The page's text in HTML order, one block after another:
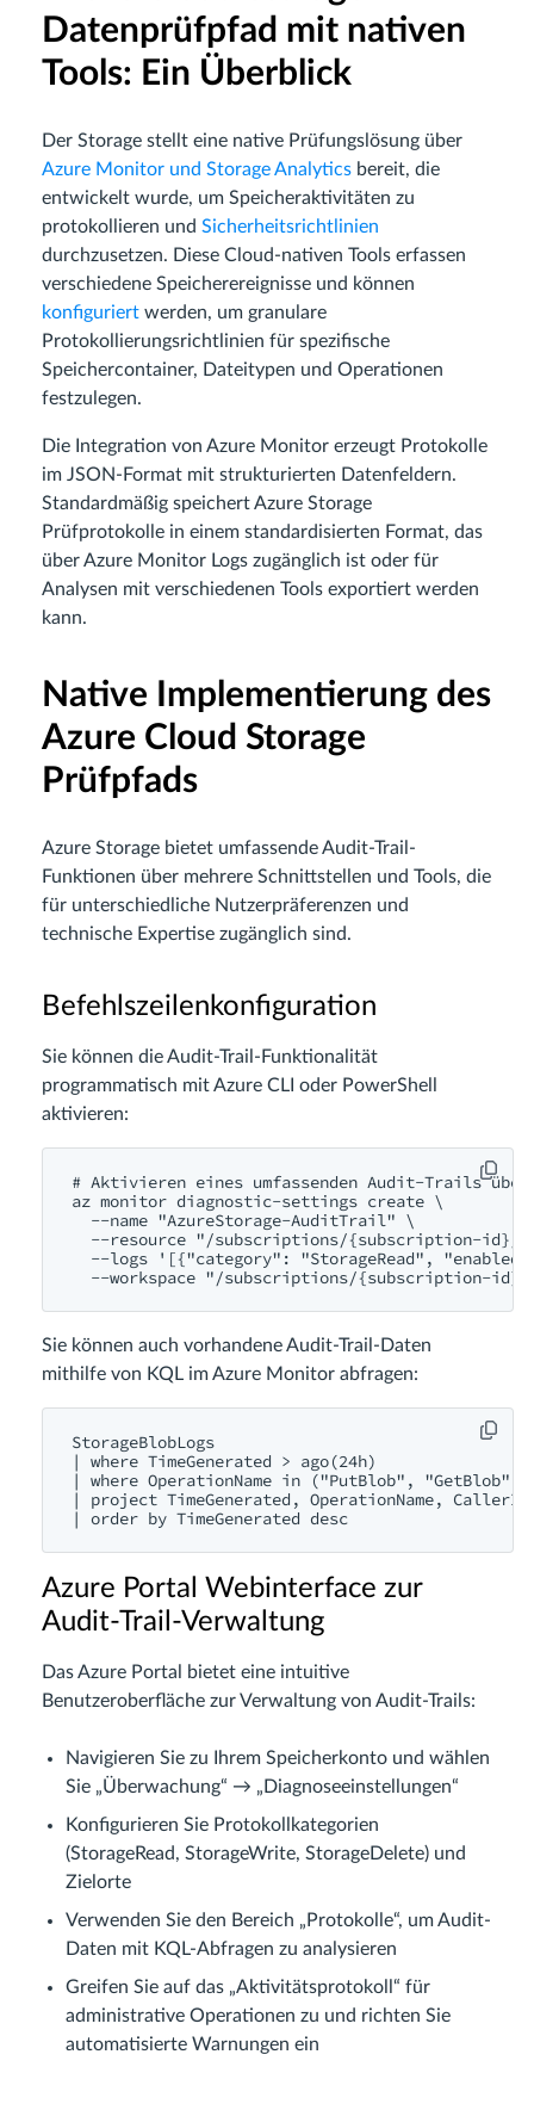
Datenprüfpfad mit nativen
Tools: Ein Überblick
Der Storage stellt eine native Prüfungslösung über
Azure Monitor und Storage Analytics bereit, die
entwickelt wurde, um Speicheraktivitäten zu
protokollieren und Sicherheitsrichtlinien
durchzusetzen. Diese Cloud-nativen Tools erfassen
verschiedene Speicherereignisse und können
konfiguriert werden, um granulare
Protokollierungsrichtlinien für spezifische
Speichercontainer, Dateitypen und Operationen
festzulegen.
Die Integration von Azure Monitor erzeugt Protokolle
im JSON-Format mit strukturierten Datenfeldern.
Standardmäßig speichert Azure Storage
Prüfprotokolle in einem standardisierten Format, das
über Azure Monitor Logs zugänglich ist oder für
Analysen mit verschiedenen Tools exportiert werden
kann.
Native Implementierung des
Azure Cloud Storage
Prüfpfads
Azure Storage bietet umfassende Audit-Trail-
Funktionen über mehrere Schnittstellen und Tools, die
für unterschiedliche Nutzerpräferenzen und
technische Expertise zugänglich sind.
Befehlszeilenkonfiguration
Sie können die Audit-Trail-Funktionalität
programmatisch mit Azure CLI oder PowerShell
aktivieren:
# Aktivieren eines umfassenden Audit-Trails über
az monitor diagnostic-settings create \
  --name "AzureStorage-AuditTrail" \
--resource "/subscriptions/{subscription-id}/
--logs '[{"category": "StorageRead",
Sie können auch vorhandene Audit-Trail-Daten
mithilfe von KQL im Azure Monitor abfragen:
StorageBlobLogs
| where TimeGenerated > ago(24h)
| where OperationName in ("PutBlob", "GetBlob",
| project TimeGenerated, OperationName,
Azure Portal Webinterface zur
Audit-Trail-Verwaltung
Das Azure Portal bietet eine intuitive
Benutzeroberfläche zur Verwaltung von Audit-Trails:
Navigieren Sie zu Ihrem Speicherkonto und wählen
Sie „Überwachung“ → „Diagnoseeinstellungen“
Konfigurieren Sie Protokollkategorien
(StorageRead, StorageWrite, StorageDelete) und
Zielorte
Verwenden Sie den Bereich „Protokolle“, um Audit-
Daten mit KQL-Abfragen zu analysieren
Greifen Sie auf das „Aktivitätsprotokoll“ für
administrative Operationen zu und richten Sie
automatisierte Warnungen ein